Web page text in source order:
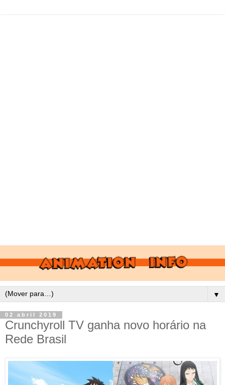
▼
02 abril 2019
Crunchyroll TV ganha novo horário na
Rede Brasil